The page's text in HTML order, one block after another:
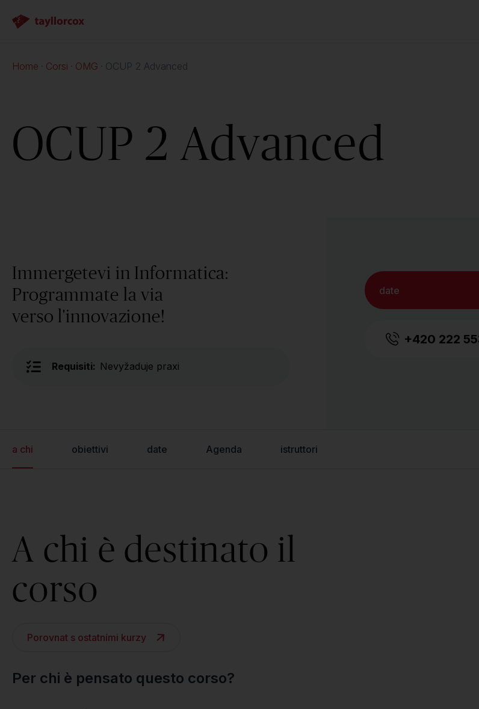
Home Corsi OMG OCUP 2 Advanced
OCUP 2 Advanced
Immergetevi in Informatica:
Programmate la via
verso l'innovazione!
Requisiti: Nevyžaduje praxi
date
+420 222
a chi obiettivi date Agenda istruttori
A chi è destinato il
corso
Porovnat s ostatními kurzy
Per chi è pensato questo corso?